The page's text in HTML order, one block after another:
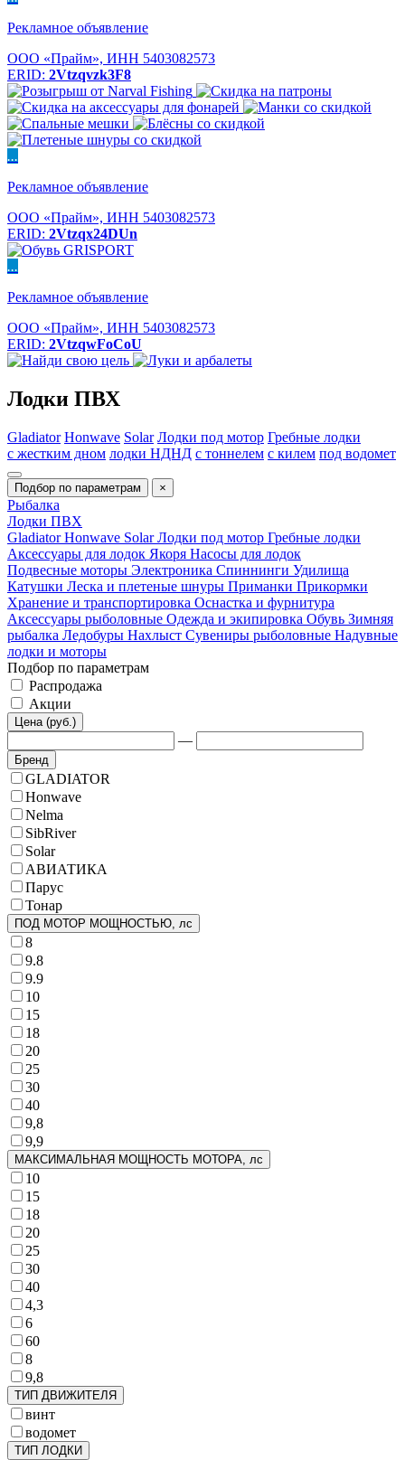
Рекламное объявление
ООО «Прайм», ИНН 5403082573
ERID: 2Vtzqvzk3F8
...
Рекламное объявление
ООО «Прайм», ИНН 5403082573
ERID: 2Vtzqx24DUn
...
Рекламное объявление
ООО «Прайм», ИНН 5403082573
ERID: 2VtzqwFoCoU
Лодки ПВХ
Gladiator Honwave Solar Лодки под мотор Гребные лодки
c жестким дном лодки НДНД с тоннелем с килем под водомет
Подбор по параметрам ×
Рыбалка
Лодки ПВХ
GladiatorHonwave SolarЛодки под мотор Гребные лодки
Аксессуары для лодок Якоря Насосы для лодок
Подвесные моторы Электроника Спиннинги Удилища
Катушки Леска и плетеные шнуры Приманки Прикормки
Хранение и транспортировка Оснастка и фурнитура
Аксессуары рыболовные Одежда и экипировка Обувь Зимняя
рыбалка Ледобуры Нахлыст Сувениры рыболовные Надувные
лодки и моторы
Подбор по параметрам
Распродажа
Акции
Цена (руб.)
—
Бренд
GLADIATOR
Honwave
Nelma
SibRiver
Solar
АВИАТИКА
Парус
Тонар
ПОД МОТОР МОЩНОСТЬЮ, лс
8
9.8
9.9
10
15
18
20
25
30
40
9,8
9,9
МАКСИМАЛЬНАЯ МОЩНОСТЬ МОТОРА, лс
10
15
18
20
25
30
40
4,3
6
60
8
9,8
ТИП ДВИЖИТЕЛЯ
винт
водомет
ТИП ЛОДКИ